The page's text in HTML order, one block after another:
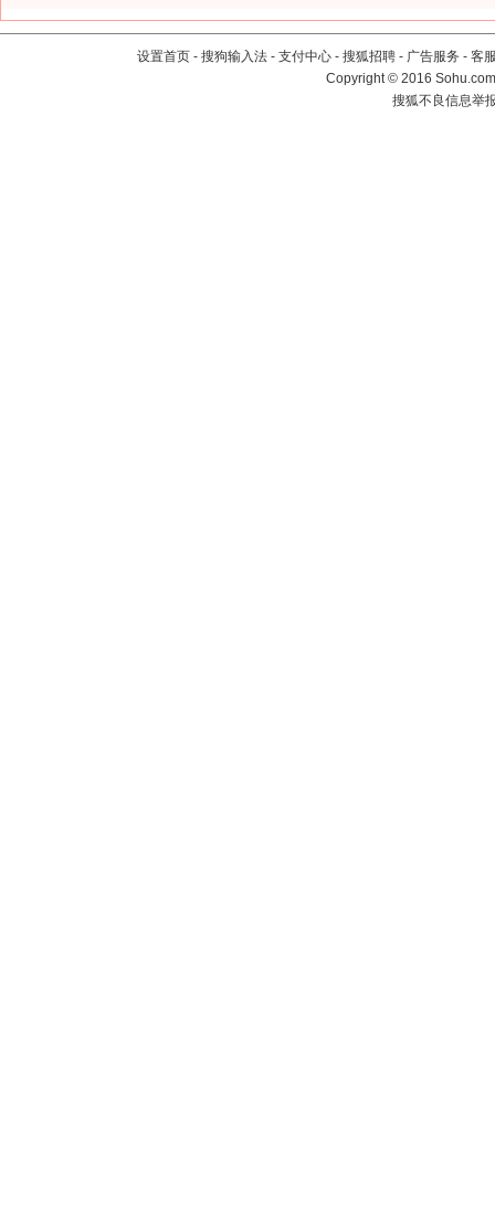
设置首页 - 搜狗输入法 - 支付中心 - 搜狐招聘 - 广告服务 - 客
Copyright©2016
搜狐不良信息举